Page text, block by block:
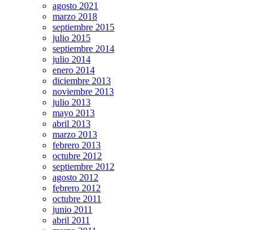
agosto 2021
marzo 2018
septiembre 2015
julio 2015
septiembre 2014
julio 2014
enero 2014
diciembre 2013
noviembre 2013
julio 2013
mayo 2013
abril 2013
marzo 2013
febrero 2013
octubre 2012
septiembre 2012
agosto 2012
febrero 2012
octubre 2011
junio 2011
abril 2011